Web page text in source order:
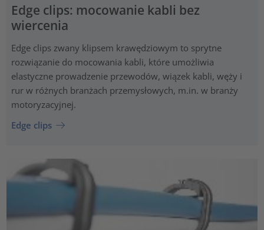
Edge clips: mocowanie kabli bez
wiercenia
Edge clips zwany klipsem krawędziowym to sprytne
rozwiązanie do mocowania kabli, które umożliwia
elastyczne prowadzenie przewodów, wiązek kabli, węży i
rur w różnych branżach przemysłowych, m.in. w branży
motoryzacyjnej.
Edge clips